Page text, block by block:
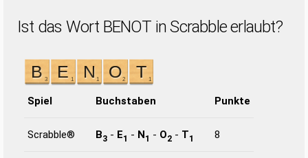
Ist das Wort BENOT in Scrabble erlaubt?
Spiel Buchstaben Punkte
Scrabble® B3 - E1 - N1 - O2 - T1 8